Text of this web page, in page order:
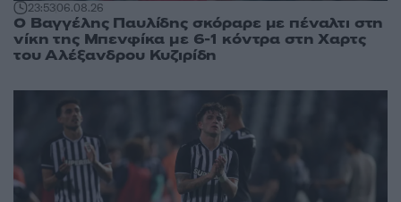
23:5306.08.26
Ο Βαγγέλης Παυλίδης σκόραρε με πέναλτι στη
νίκη της Μπενφίκα με 6-1 κόντρα στη Χαρτς
του Αλέξανδρου Κυζιρίδη